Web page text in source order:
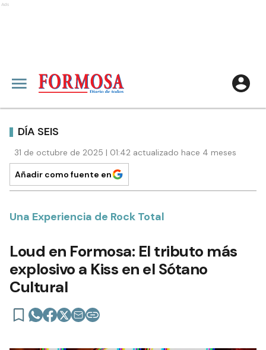
Ads
DÍA SEIS
31 de octubre de 2025 | 01:42 actualizado hace 4 meses
Añadir como fuente en
Una Experiencia de Rock Total
Loud en Formosa: El tributo más
explosivo a Kiss en el Sótano
Cultural